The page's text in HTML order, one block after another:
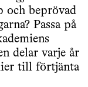
och beprövad
Passa på
delar varje år
till förtjänta